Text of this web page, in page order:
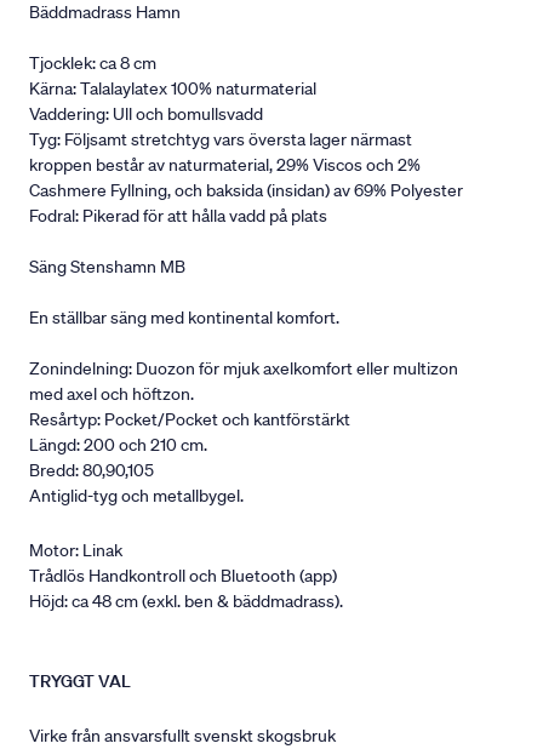
Bäddmadrass Hamn
Tjocklek: ca 8 cm
Kärna: Talalaylatex 100% naturmaterial
Vaddering: Ull och bomullsvadd
Tyg: Följsamt stretchtyg vars översta lager närmast
kroppen består av naturmaterial, 29% Viscos och 2%
Cashmere Fyllning, och baksida (insidan) av 69% Polyester
Fodral: Pikerad för att hålla vadd på plats
Säng Stenshamn MB
En ställbar säng med kontinental komfort.
Zonindelning: Duozon för mjuk axelkomfort eller multizon
med axel och höftzon.
Resårtyp: Pocket/Pocket och kantförstärkt
Längd: 200 och 210 cm.
Bredd: 80,90,105
Antiglid-tyg och metallbygel.
Motor: Linak
Trådlös Handkontroll och Bluetooth (app)
Höjd: ca 48 cm (exkl. ben & bäddmadrass).
TRYGGT VAL
Virke från ansvarsfullt svenskt skogsbruk